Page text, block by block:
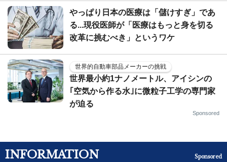
やっぱり日本の医療は「儲けすぎ」であ
る...現役医師が「医療はもっと身を切る
改革に挑むべき」というワケ
世界的自動車部品メーカーの挑戦
世界最小約1ナノメートル、アイシンの
｢空気から作る水｣に微粒子工学の専門家
が迫る
Sponsored
INFORMATION Sponsored